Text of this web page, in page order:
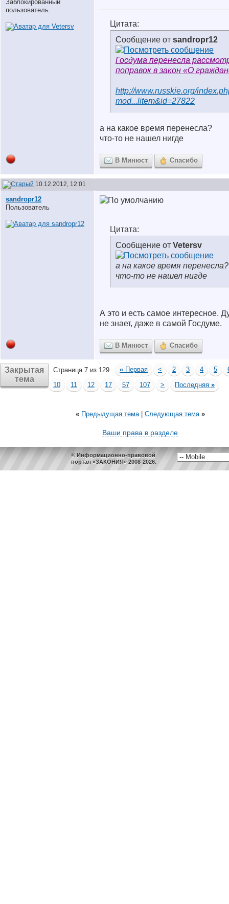
Заблокированный
пользователь
Цитата:
Сообщение от sandropr12
Госдума перенесла
поправок в закон «О
http://www.russkie.org/
mod...litem&id=27822
а на какое время перенесла?
что-то не нашел нигде
В Минюст Спасибо
10.12.2012, 12:01
sandropr12
Пользователь
Цитата:
Сообщение от Vetersv
а на какое время перенесла?
что-то не нашел нигде
А это и есть самое интересное.
не знает, даже в самой Госдуме.
В Минюст Спасибо
Закрытая
тема
Страница 7 из 129 « Первая < 2 3 4 5
10
11 12 17 57 107 > Последняя »
« Предыдущая тема| Следующая тема »
Ваши права в разделе
© Информационно-правовой
портал «ЗАКОНИЯ» 2008-2026.